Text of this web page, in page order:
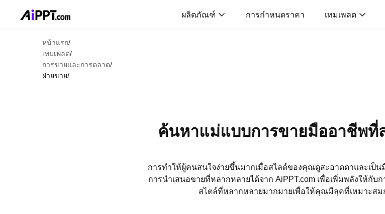
ผลิตภัณฑ์ การกำหนดราคา เทมเพลต
หน้าแรก/
เทมเพลต/
การขายและการตลาด/
ฝ่ายขาย/
ค้นหาแม่แบบการขายมืออาชีพ
การทำให้ผู้คนสนใจง่ายขึ้นมากเมื่อสไลด์ของคุณดูสะอาดตาและเป็
การนำเสนอขายที่หลากหลายได้จาก AiPPT.com เพื่อเพิ่มพลังให้กั
สไตล์ที่หลากหลายมากมายเพื่อให้คุณมีลุคที่เหมาะส